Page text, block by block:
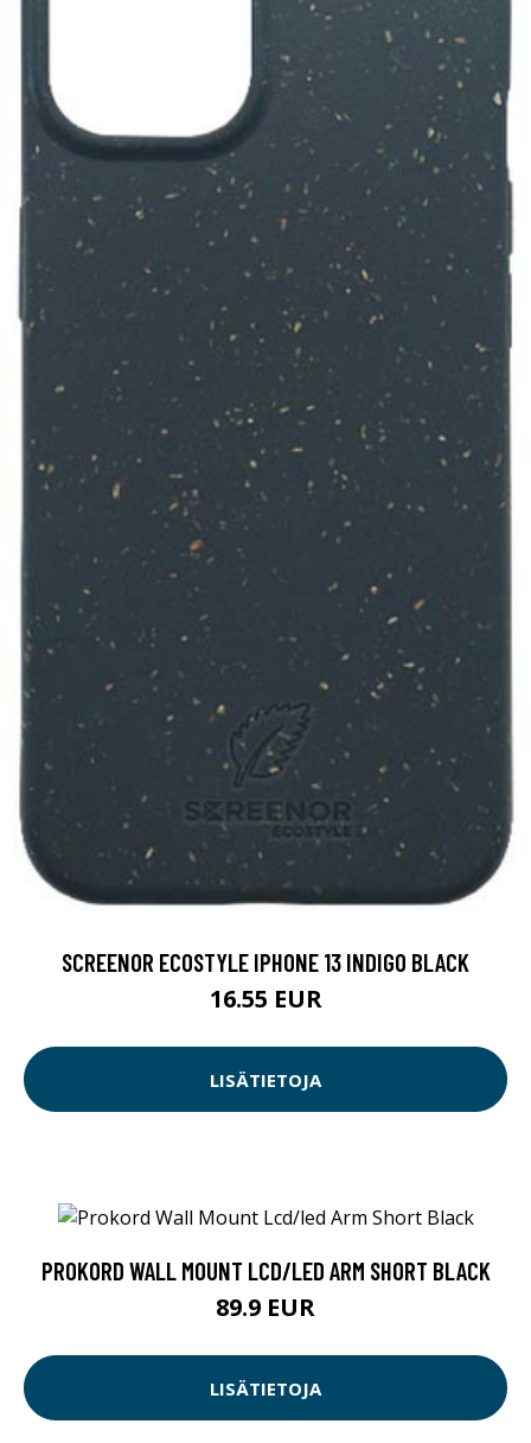
SCREENOR ECOSTYLE IPHONE 13 INDIGO BLACK
16.55 EUR
LISÄTIETOJA
PROKORD WALL MOUNT LCD/LED ARM SHORT BLACK
89.9 EUR
LISÄTIETOJA